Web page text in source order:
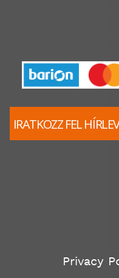
IRATKOZZ FEL
Privacy